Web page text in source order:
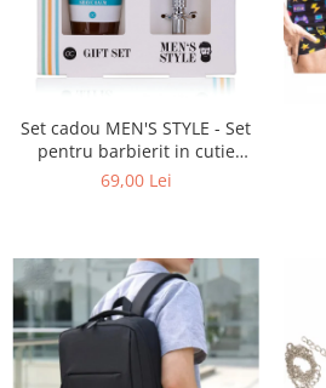
Set cadou MEN'S STYLE - Set
pentru barbierit in cutie
cadou
69,00 Lei